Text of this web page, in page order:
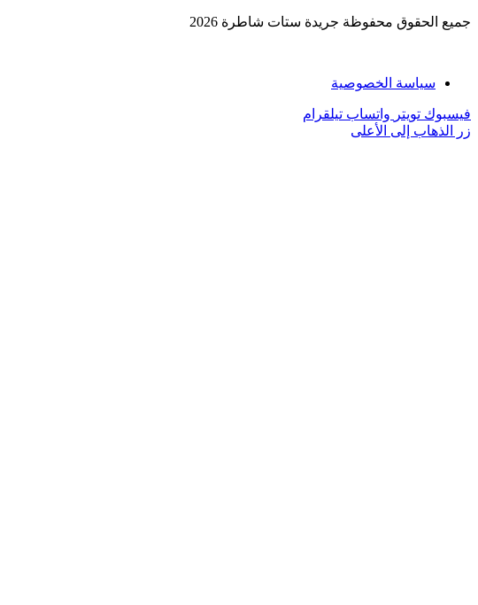
جميع الحقوق محفوظة جريدة ستات شاطرة 2026
سياسة الخصوصية
فيسبوك تويتر واتساب تيلقرام
زر الذهاب إلى الأعلى